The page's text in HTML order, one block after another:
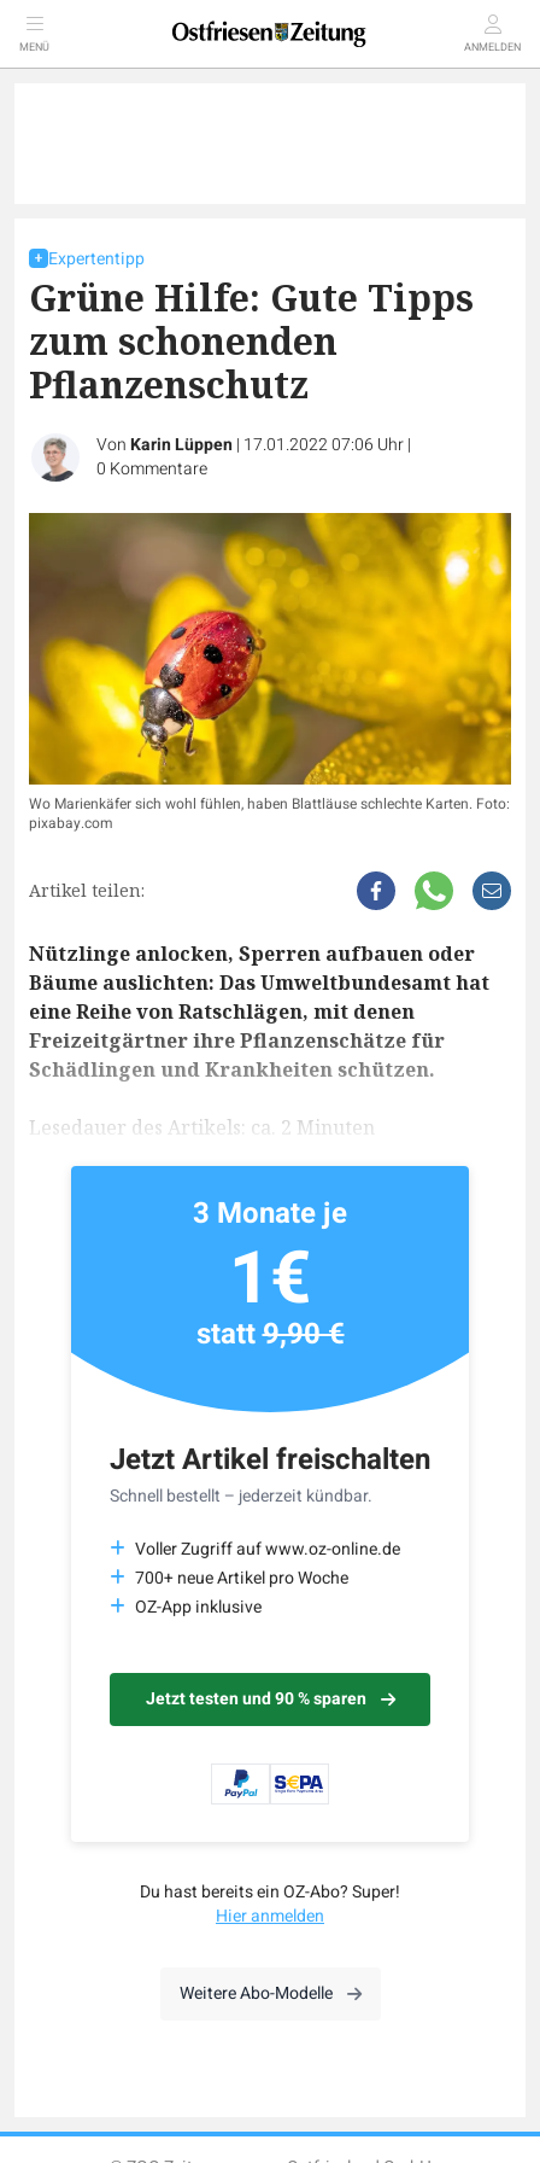
MENÜ ANMELDEN
Expertentipp
Grüne Hilfe: Gute Tipps
zum schonenden
Pflanzenschutz
VonKarin Lüppen| 17.01.2022 07:06 Uhr|
0 Kommentare
Wo Marienkäfer sich wohl fühlen, haben Blattläuse schlechte Karten. Foto:
pixabay.com
Artikel teilen:
Nützlinge anlocken, Sperren aufbauen oder
Bäume auslichten: Das Umweltbundesamt hat
eine Reihe von Ratschlägen, mit denen
Freizeitgärtner ihre Pflanzenschätze für
Schädlingen und Krankheiten schützen.
Lesedauer des Artikels: ca. 2 Minuten
Jetzt Artikel freischalten
Schnell bestellt – jederzeit kündbar.
Voller Zugriff auf www.oz-online.de
700+ neue Artikel pro Woche
OZ-App inklusive
Jetzt testen und 90 % sparen
3 Monate je
1€
statt9,90 €
Du hast bereits ein OZ-Abo? Super!
Hier anmelden
Weitere Abo-Modelle